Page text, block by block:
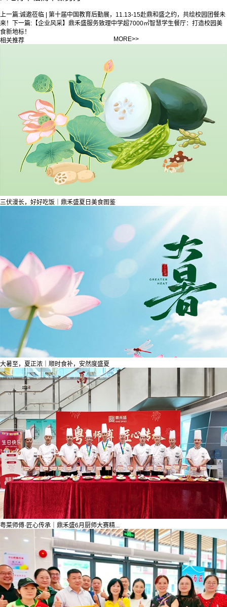
上一篇:诚邀莅临 | 第十届中国教育后勤展，11.13-15赴鼎和盛之约，共绘校园团餐未
来！ 下一篇: 【企业风采】鼎禾盛服务致理中学超7000㎡智慧学生餐厅：打造校园美
食新地标！
相关推荐
MORE>>
三伏漫长，好好吃饭｜鼎禾盛夏日美食图鉴
大暑至，夏正浓｜顺时食补，安然度盛夏
粤菜师傅·匠心传承｜鼎禾盛6月厨师大赛精...